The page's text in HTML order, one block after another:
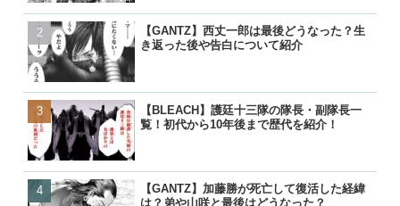
【GANTZ】西丈一郎は最後どうなった？生
き返った後や告白について紹介
【BLEACH】護廷十三隊の隊長・副隊長一
覧！初代から10年後まで歴代を紹介！
【GANTZ】加藤勝が死亡して復活した経緯
は？弟や山咲と最後はどうなった？
【GANTZ】西丈一郎は最後
き返った後や告白について
【GANTZ】加藤勝が死亡し
は？弟や山咲と最後はどう
【BLEACH】零番隊は死亡
後が小説で判明！
【GANTZ】西丈一郎は最後
き返った後や告白について
【GANTZ】加藤勝が死亡し
は？弟や山咲と最後はどう
【BORUTO】九喇嘛（クラ
粒子モードとナルトとの別
【呪術廻戦】七海健人は渋
た？死因や最後、虎杖に遺
【名探偵コナン】コナンの
る人物一覧！いつ知ったの
【BORUTO】九喇嘛（クラ
粒子モードとナルトとの別